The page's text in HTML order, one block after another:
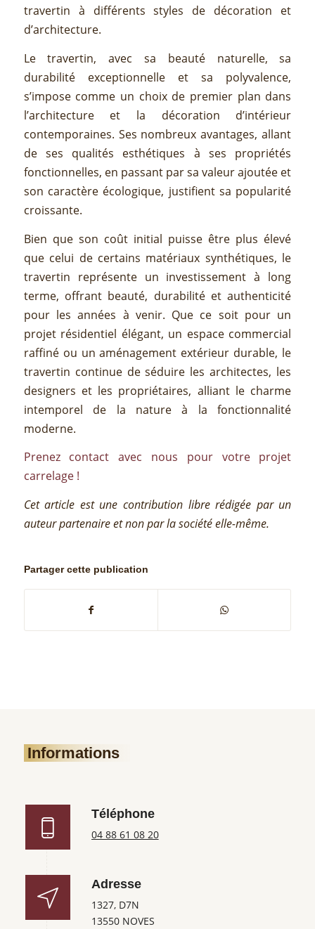
travertin à différents styles de décoration et
d’architecture.
Le travertin, avec sa beauté naturelle, sa
durabilité exceptionnelle et sa polyvalence,
s’impose comme un choix de premier plan dans
l’architecture et la décoration d’intérieur
contemporaines. Ses nombreux avantages, allant
de ses qualités esthétiques à ses propriétés
fonctionnelles, en passant par sa valeur ajoutée et
son caractère écologique, justifient sa popularité
croissante.
Bien que son coût initial puisse être plus élevé
que celui de certains matériaux synthétiques, le
travertin représente un investissement à long
terme, offrant beauté, durabilité et authenticité
pour les années à venir. Que ce soit pour un
projet résidentiel élégant, un espace commercial
raffiné ou un aménagement extérieur durable, le
travertin continue de séduire les architectes, les
designers et les propriétaires, alliant le charme
intemporel de la nature à la fonctionnalité
moderne.
Prenez contact avec nous pour votre projet
carrelage !
Cet article est une contribution libre rédigée par un
auteur partenaire et non par la société elle-même.
Partager cette publication
Informations
Téléphone
04 88 61 08 20
Adresse
1327, D7N
13550 NOVES